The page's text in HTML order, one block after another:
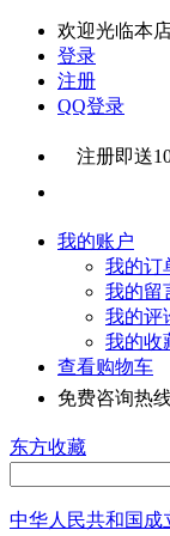
欢迎光临本
登录
注册
QQ登录
注册即送
我的账户
我的订
我的留
我的评
我的收
查看购物车
免费咨询热线
东方收藏
中华人民共和国成